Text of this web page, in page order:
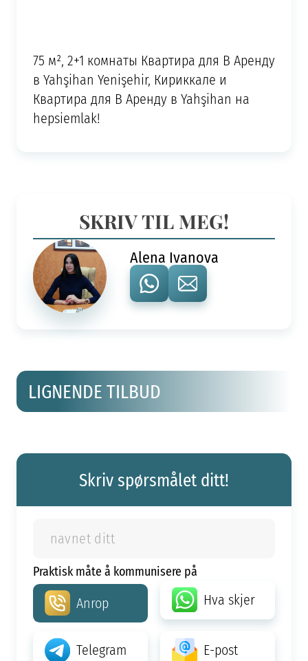
75 м², 2+1 комнаты Квартира для В Аренду
в Yahşihan Yenişehir, Кириккале и
Квартира для В Аренду в Yahşihan на
hepsiemlak!
SKRIV TIL MEG!
Alena Ivanova
LIGNENDE TILBUD
Skriv spørsmålet ditt!
Praktisk måte å kommunisere på
Anrop Hva skjer
Telegram E-post